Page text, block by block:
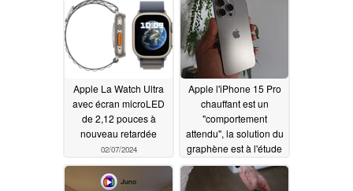
d'augmentations de
prix moins importantes
que prévu
02/07/2024
Apple La Watch Ultra
avec écran microLED
de 2,12 pouces à
nouveau retardée
02/07/2024
Apple l'iPhone 15 Pro
chauffant est un
"comportement
attendu", la solution du
graphène est à l'étude
pour l'iPhone 16 Pro
02/04/2024